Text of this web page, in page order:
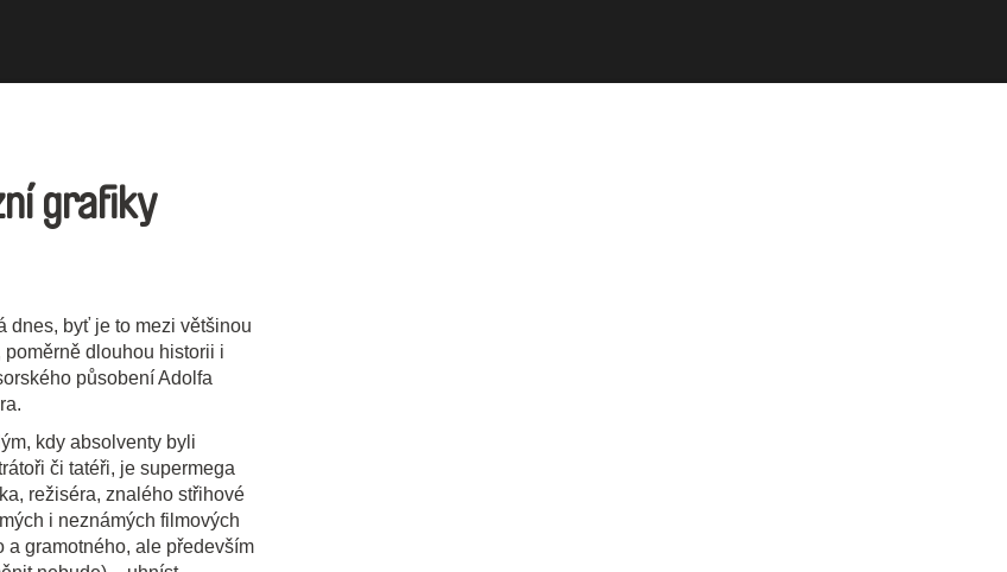
grafiky
dnes, byť je to mezi většinou
dlouhou historii i
působení Adolfa
kdy absolventy byli
či tatéři, je supermega
režiséra, znalého střihové
i neznámých filmových
a gramotného, ale především